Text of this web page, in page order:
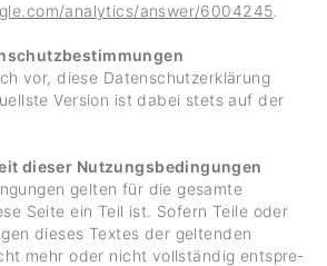
​​​analy­tics/​​​answer/​​​6004245
vor, diese Daten­schutz­er­klä­rung
Version ist dabei stets auf der
dieser Nutzungsbedingungen
gelten für die gesamte
Seite ein Teil ist. Sofern Teile oder
dieses Textes der geltenden
mehr oder nicht voll­ständig entspre­